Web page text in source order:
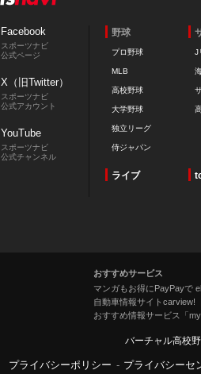
Facebook
スポーツナビ
公式ページ
X（旧Twitter）
スポーツナビ
公式アカウント
YouTube
スポーツナビ
公式チャンネル
野球
プロ野球
MLB
高校野球
大学野球
独立リーグ
侍ジャパン
J
ライブ
おすすめサービス
マンガもお得にPayPayで
自動車情報サイトcarview!
おすすめ情報サービス「
バーチャル高校
プライバシーポリシー - プライバシーセ